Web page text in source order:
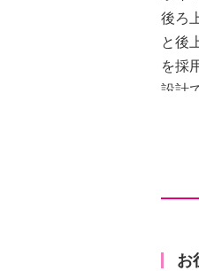
後ろ
と後
を採
設計
でも
バス
ーネ
お